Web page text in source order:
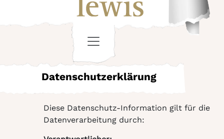
Datenschutzerklärung
Diese Datenschutz-Information gilt für die
Datenverarbeitung durch: